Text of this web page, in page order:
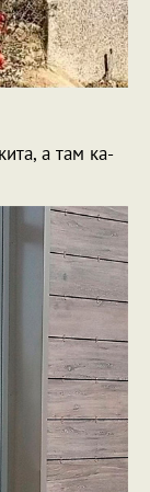
а там ка-